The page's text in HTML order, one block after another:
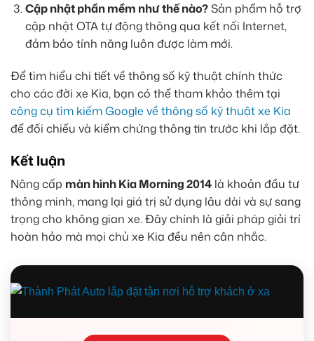
Cập nhật phần mềm như thế nào?Sản phẩm hỗ trợ
cập nhật OTA tự động thông qua kết nối Internet,
đảm bảo tính năng luôn được làm mới.
Để tìm hiểu chi tiết về thông số kỹ thuật chính thức
cho các đời xe Kia, bạn có thể tham khảo thêm tại
công cụ tìm kiếm Google về thông số kỹ thuật xe Kia
để đối chiếu và kiểm chứng thông tin trước khi lắp đặt.
Kết luận
Nâng cấp màn hình Kia Morning 2014 là khoản đầu tư
thông minh, mang lại giá trị sử dụng lâu dài và sự sang
trọng cho không gian xe. Đây chính là giải pháp giải trí
hoàn hảo mà mọi chủ xe Kia đều nên cân nhắc.